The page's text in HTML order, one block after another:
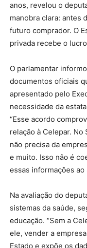
anos, revelou o
manobra clara: antes
futuro comprador. O
privada recebe o
O parlamentar
documentos oficiais
apresentado pelo
necessidade da
“Esse acordo
relação à Celepar. No
não precisa da
e muito. Isso não é
essas informações ao
Na avaliação do
sistemas da saúde,
educação. “Sem a
ele, vender a
Estado e expõe os